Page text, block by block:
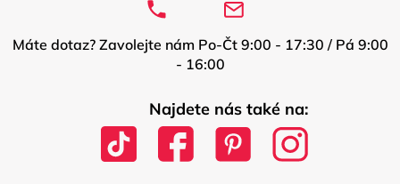
Máte dotaz? Zavolejte nám Po-Čt 9:00 - 17:30 / Pá 9:00
- 16:00
Najdete nás také na: